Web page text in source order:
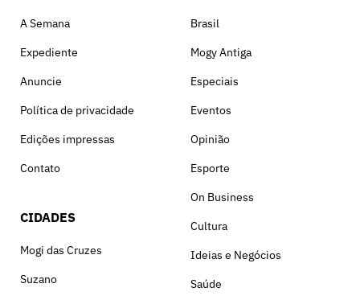
A Semana
Expediente
Anuncie
Política de privacidade
Edições impressas
Contato
CIDADES
Mogi das Cruzes
Suzano
Brasil
Mogy Antiga
Especiais
Eventos
Opinião
Esporte
On Business
Cultura
Ideias e Negócios
Saúde